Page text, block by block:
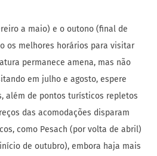
a maio) e o outono (final de
os melhores horários para visitar
permanece amena, mas não
em julho e agosto, espere
além de pontos turísticos repletos
das acomodações disparam
como Pesach (por volta de abril)
de outubro), embora haja mais